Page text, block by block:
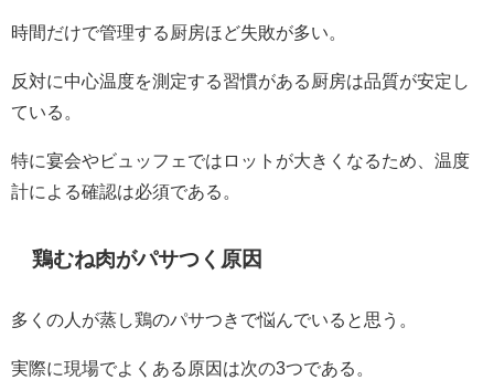
時間だけで管理する厨房ほど失敗が多い。
反対に中心温度を測定する習慣がある厨房は品質が安定し
ている。
特に宴会やビュッフェではロットが大きくなるため、温度
計による確認は必須である。
鶏むね肉がパサつく原因
多くの人が蒸し鶏のパサつきで悩んでいると思う。
実際に現場でよくある原因は次の3つである。